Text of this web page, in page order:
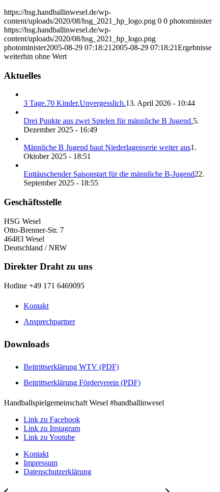
https://hsg.handballinwesel.de/wp-
content/uploads/2020/08/hsg_2021_hp_logo.png 0 0 photominister
https://hsg.handballinwesel.de/wp-
content/uploads/2020/08/hsg_2021_hp_logo.png
photominister2005-08-29 07:18:21 2005-08-29 07:18:21Ergebnisse
weiterhin ohne Wert
Aktuelles
3 Tage.70 Kinder.Unvergesslich.13. April 2026 - 10:44
Drei Punkte aus zwei Spielen für männliche B Jugend.5.
Dezember 2025 - 16:49
Männliche B Jugend baut Niederlagenserie weiter aus1.
Oktober 2025 - 18:51
Enttäuschender Saisonstart für die männliche B-Jugend22.
September 2025 - 18:55
Geschäftsstelle
HSG Wesel
Otto-Brenner-Str. 7
46483 Wesel
Deutschland / NRW
Direkter Draht zu uns
Hotline +49 171 6469095
Kontakt
Ansprechpartner
Downloads
Beitrittserklärung WTV (PDF)
Beitrittserklärung Förderverein (PDF)
Handballspielgemeinschaft Wesel #handballinwesel
Link zu Facebook
Link zu Instagram
Link zu Youtube
Kontakt
Impressum
Datenschutzerklärung